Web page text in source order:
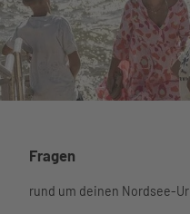
Fragen
rund um deinen Nordsee-